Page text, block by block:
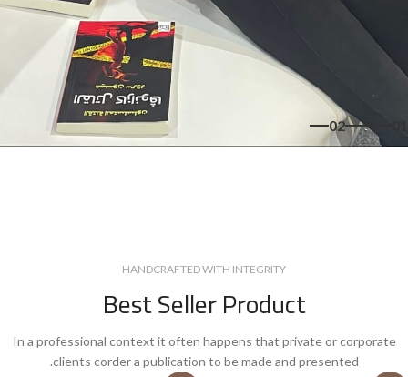
02
HANDCRAFTED WITH INTEGRITY
Best Seller Product
In a professional context it often happens that private or corporate
clients corder a publication to be made and presented.